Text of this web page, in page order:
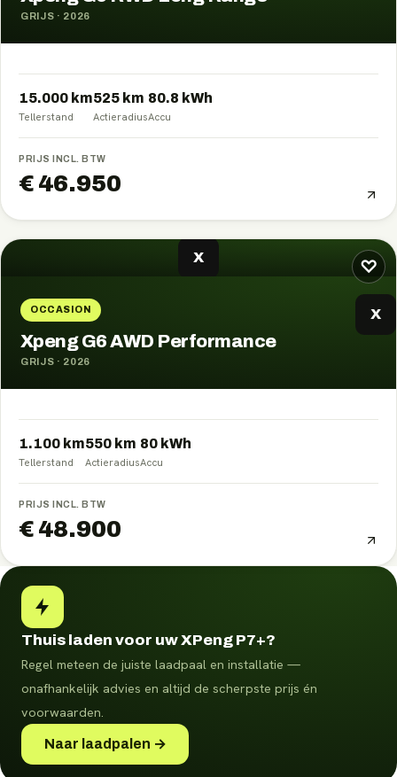
GRIJS · 2026
15.000 km
Tellerstand
525 km
Actieradius
80.8 kWh
Accu
PRIJS INCL. BTW
€ 46.950
♡
X
OCCASION X
Xpeng G6 AWD Performance
GRIJS · 2026
1.100 km
Tellerstand
550 km
Actieradius
80 kWh
Accu
PRIJS INCL. BTW
€ 48.900
Thuis laden voor uw XPeng P7+?
Regel meteen de juiste laadpaal en installatie —
onafhankelijk advies en altijd de scherpste prijs én
voorwaarden.
Naar laadpalen →